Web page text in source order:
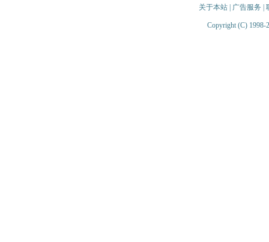
关于本站| 广告服务
Copyright (C) 1998-